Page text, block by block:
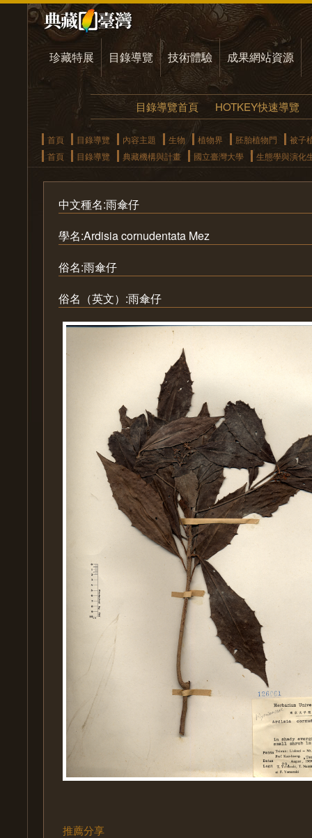
珍藏特展 目錄導覽 技術體驗 成果網站資源
目錄導覽首頁 HOTKEY快速導覽
首頁 目錄導覽 內容主題 生物 植物界 胚胎植物門
被子
首頁
目錄導覽 典藏機構與計畫 國立臺灣大學 生態學與演化
中文種名:雨傘仔
學名:Ardisia cornudentata Mez
俗名:雨傘仔
俗名（英文）:雨傘仔
推薦分享